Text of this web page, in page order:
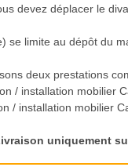
devez déplacer le
se limite au dépôt du
deux prestations
/ installation mobilier
/ installation mobilier
uniquement